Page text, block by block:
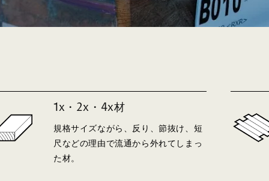
1x・2x・4x材
規格サイズながら、反り、節抜け、短
尺などの理由で流通から外れてしまっ
た材。